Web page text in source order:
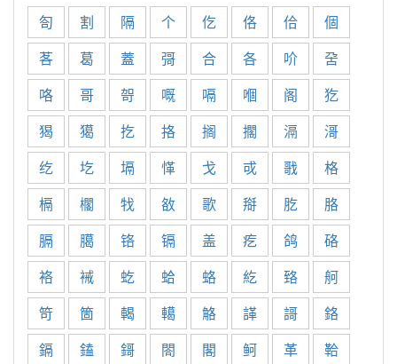
匌 割 隔 个 仡 佫 佮
個
茖
葛 蓋 彁 合 各 吤
呄
咯
哥 哿 嘅 嗝 嗰 阁
犵
猲
獦 扢 挌 搁 擱 滆
滒
纥
圪 塥 愅 戈 戓 戨
格
槅
櫊 牫 敋 歌 搿 肐
胳
膈
臈 铬 镉 盖 疙 鸽
硌
袼
裓 虼 蛤 蛒 紇 臵
舸
笴
箇 輵 轕 觡 諽 謌
鉻
鎘
鎑 鎶 閤 閣 鲄 革 鞈